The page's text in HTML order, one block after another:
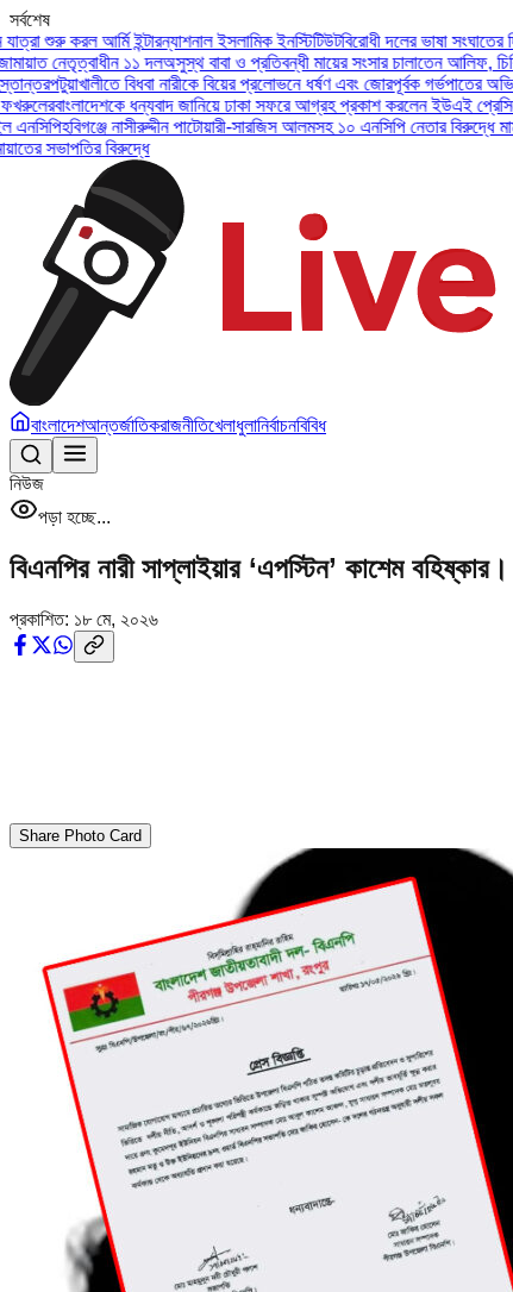
সর্বশেষ
ইন্টারন্যাশনাল ইসলামিক ইনস্টিটিউটবিরোধী দলের ভাষা সংঘাতের দিকে না
১১ দলঅসুস্থ বাবা ও প্রতিবন্ধী মায়ের সংসার চালাতেন আলিফ, চিকিৎসা ও
বিধবা নারীকে বিয়ের প্রলোভনে ধর্ষণ এবং জোরপূর্বক গর্ভপাতের অভিযোগে
ধন্যবাদ জানিয়ে ঢাকা সফরে আগ্রহ প্রকাশ করলেন ইউএই প্রেসিডেন্টজুলাই সনদ
নাসীরুদ্দীন পাটোয়ারী-সারজিস আলমসহ ১০ এনসিপি নেতার বিরুদ্ধে মামল।যশোরে
বিরুদ্ধে
বাংলাদেশআন্তর্জাতিকরাজনীতিখেলাধুলানির্বাচনবিবিধ
নিউজ
পড়া হচ্ছে...
বিএনপির নারী সাপ্লাইয়ার ‘এপস্টিন’ কাশেম বহিষ্কার।
প্রকাশিত: ১৮ মে, ২০২৬
Share Photo Card